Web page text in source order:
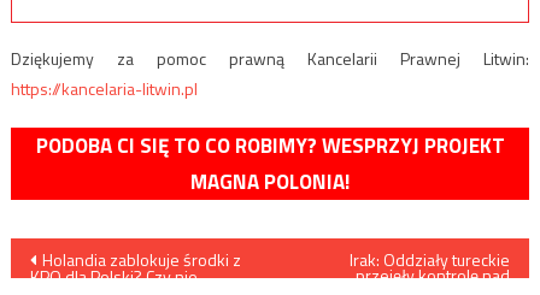
Dziękujemy za pomoc prawną Kancelarii Prawnej Litwin:
https://kancelaria-litwin.pl
PODOBA CI SIĘ TO CO ROBIMY? WESPRZYJ PROJEKT
MAGNA POLONIA!
Nawigacja
Holandia zablokuje środki z
KPO dla Polski? Czy nie
Irak: Oddziały tureckie
przejęły kontrolę nad